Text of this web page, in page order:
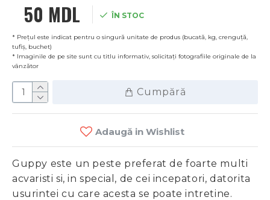
50 MDL ÎN STOC
* Prețul este indicat pentru o singură unitate de produs (bucată, kg, crenguță,
tufiș, buchet)
* Imaginile de pe site sunt cu titlu informativ, solicitați fotografiile originale de la
vânzător
Cumpără
Adaugă in Wishlist
Guppy este un peste preferat de foarte multi
acvaristi si, in special, de cei incepatori, datorita
usurintei cu care acesta se poate intretine.